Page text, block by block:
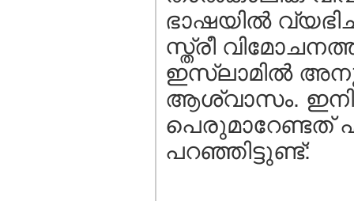
ഭാഷയില്‍
സ്ത്രീ
ഇസ്ലാമില്‍
ആശ്വാസം.
പെരുമാറേണ്ടത്
പറഞ്ഞിട്ടുണ്ട്: